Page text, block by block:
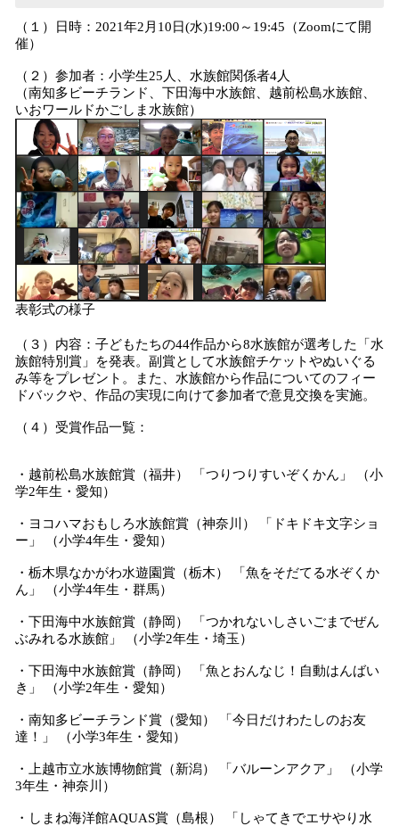
（１）日時：2021年2月10日(水)19:00～19:45（Zoomにて開
催）
（２）参加者：小学生25人、水族館関係者4人
（南知多ビーチランド、下田海中水族館、越前松島水族館、
いおワールドかごしま水族館）
表彰式の様子
（３）内容：子どもたちの44作品から8水族館が選考した「水
族館特別賞」を発表。副賞として水族館チケットやぬいぐる
み等をプレゼント。また、水族館から作品についてのフィー
ドバックや、作品の実現に向けて参加者で意見交換を実施。
（４）受賞作品一覧：
・越前松島水族館賞（福井） 「つりつりすいぞくかん」 （小
学2年生・愛知）
・ヨコハマおもしろ水族館賞（神奈川） 「ドキドキ文字ショ
ー」 （小学4年生・愛知）
・栃木県なかがわ水遊園賞（栃木） 「魚をそだてる水ぞくか
ん」 （小学4年生・群馬）
・下田海中水族館賞（静岡） 「つかれないしさいごまでぜん
ぶみれる水族館」 （小学2年生・埼玉）
・下田海中水族館賞（静岡） 「魚とおんなじ！自動はんばい
き」 （小学2年生・愛知）
・南知多ビーチランド賞（愛知） 「今日だけわたしのお友
達！」 （小学3年生・愛知）
・上越市立水族博物館賞（新潟） 「バルーンアクア」 （小学
3年生・神奈川）
・しまね海洋館AQUAS賞（島根） 「しゃてきでエサやり水